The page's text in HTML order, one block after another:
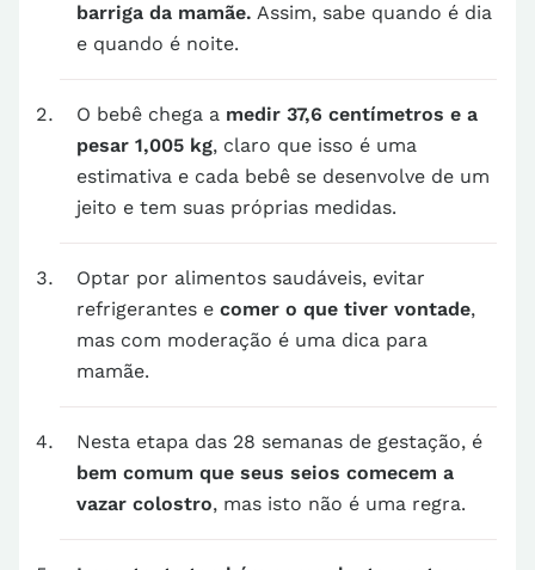
barriga da mamãe. Assim, sabe quando é dia
e quando é noite.
O bebê chega a medir 37,6 centímetros e a
pesar 1,005 kg, claro que isso é uma
estimativa e cada bebê se desenvolve de um
jeito e tem suas próprias medidas.
Optar por alimentos saudáveis, evitar
refrigerantes e comer o que tiver vontade,
mas com moderação é uma dica para
mamãe.
Nesta etapa das 28 semanas de gestação, é
bem comum que seus seios comecem a
vazar colostro, mas isto não é uma regra.